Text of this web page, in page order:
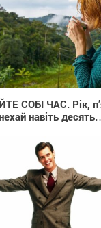
СОБІ ЧАС. Рік,
навіть